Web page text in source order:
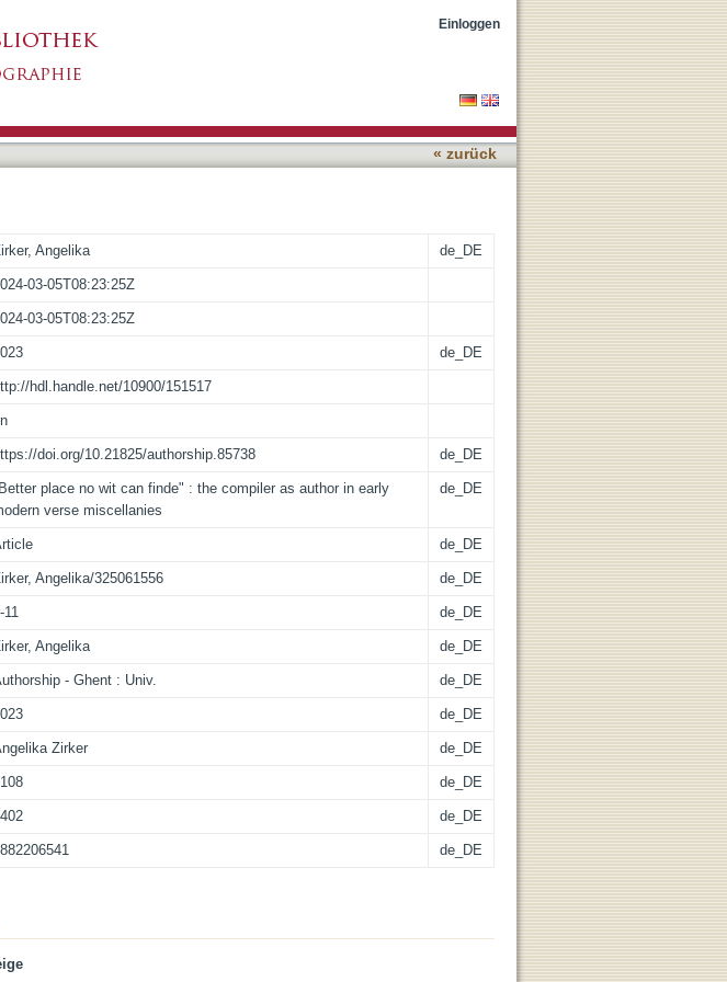
Einloggen
« zurück
Angelika de_DE
03-05T08:23:25Z
03-05T08:23:25Z
de_DE
hdl.handle.net/10900/151517
doi.org/10.21825/authorship.85738 de_DE
place no wit can finde" : the compiler as author in early
verse miscellanies
de_DE
de_DE
Angelika/325061556 de_DE
11 de_DE
Angelika de_DE
- Ghent : Univ. de_DE
de_DE
Zirker de_DE
de_DE
de_DE
de_DE